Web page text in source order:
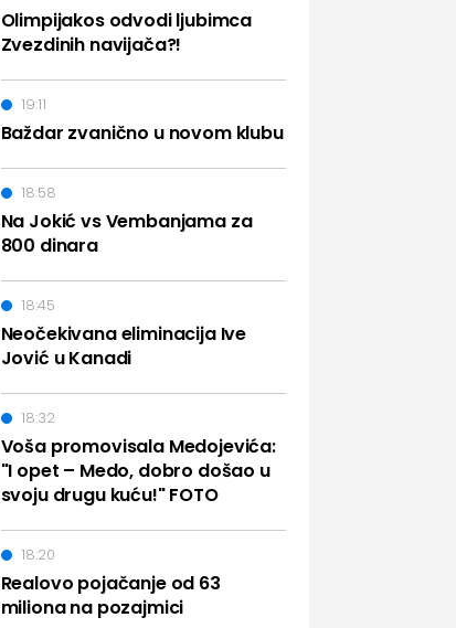
Olimpijakos odvodi ljubimca
Zvezdinih navijača?!
Baždar zvanično u novom klubu
19:11
Na Jokić vs Vembanjama za
800 dinara
18:58
Neočekivana eliminacija Ive
Jović u Kanadi
18:45
Voša promovisala Medojevića:
"I opet – Medo, dobro došao u
svoju drugu kuću!" FOTO
18:32
Realovo pojačanje od 63
miliona na pozajmici
18:20